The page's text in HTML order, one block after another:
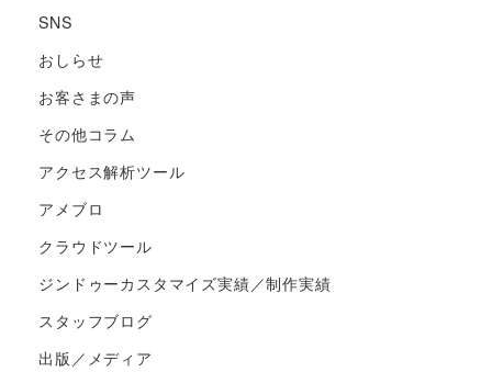
SNS
おしらせ
お客さまの声
その他コラム
アクセス解析ツール
アメブロ
クラウドツール
ジンドゥーカスタマイズ実績／制作実績
スタッフブログ
出版／メディア